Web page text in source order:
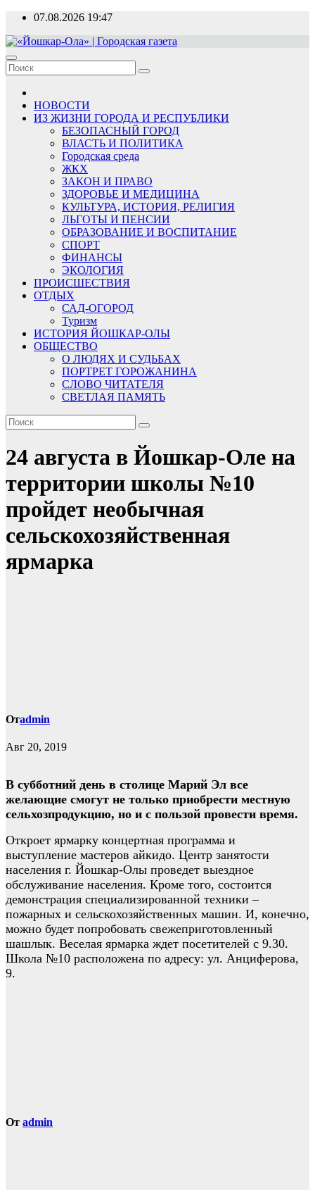
Перейти
содержимому
07.08.2026 19:47
«Йошкар-Ола» | Городская газета
Новости, события, люди
НОВОСТИ
ИЗ ЖИЗНИ ГОРОДА И РЕСПУБЛИКИ
БЕЗОПАСНЫЙ ГОРОД
ВЛАСТЬ И ПОЛИТИКА
Городская среда
ЖКХ
ЗАКОН И ПРАВО
ЗДОРОВЬЕ И МЕДИЦИНА
КУЛЬТУРА, ИСТОРИЯ, РЕЛИГИЯ
ЛЬГОТЫ И ПЕНСИИ
ОБРАЗОВАНИЕ И ВОСПИТАНИЕ
СПОРТ
ФИНАНСЫ
ЭКОЛОГИЯ
ПРОИСШЕСТВИЯ
ОТДЫХ
САД-ОГОРОД
Туризм
ИСТОРИЯ ЙОШКАР-ОЛЫ
ОБЩЕСТВО
О ЛЮДЯХ И СУДЬБАХ
ПОРТРЕТ ГОРОЖАНИНА
СЛОВО ЧИТАТЕЛЯ
СВЕТЛАЯ ПАМЯТЬ
24 августа в Йошкар-Оле на
территории школы №10
пройдет необычная
сельскохозяйственная
ярмарка
Отadmin
Авг 20, 2019
В субботний день в столице Марий Эл все
желающие смогут не только приобрести местную
сельхозпродукцию, но и с пользой провести время.
Откроет ярмарку концертная программа и
выступление мастеров айкидо. Центр занятости
населения г. Йошкар-Олы проведет выездное
обслуживание населения. Кроме того, состоится
демонстрация специализированной техники –
пожарных и сельскохозяйственных машин. И, конечно,
можно будет попробовать свежеприготовленный
шашлык. Веселая ярмарка ждет посетителей с 9.30.
Школа №10 расположена по адресу: ул. Анциферова,
9.
От admin